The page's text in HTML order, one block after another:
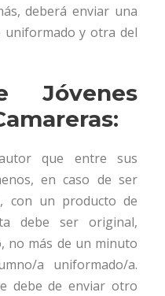
deberá enviar una
y otra del
Jóvenes
que entre sus
en caso de ser
con un producto de
debe ser original,
no más de un minuto
a uniformado/a.
debe de enviar otro